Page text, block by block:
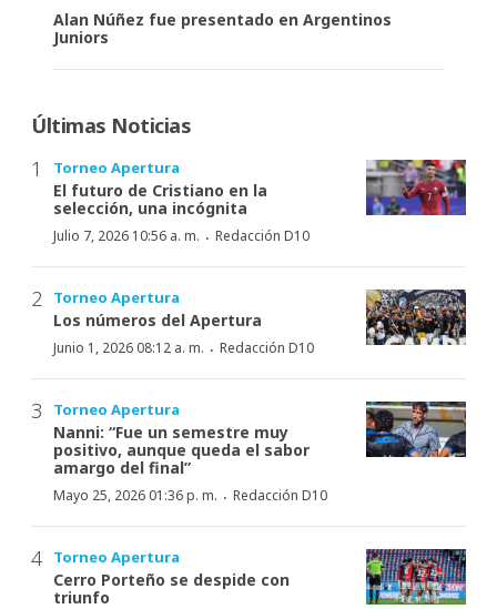
Alan Núñez fue presentado en Argentinos
Juniors
Últimas Noticias
Torneo Apertura
El futuro de Cristiano en la
selección, una incógnita
Julio 7, 2026 10:56 a. m. · Redacción D10
Torneo Apertura
Los números del Apertura
Junio 1, 2026 08:12 a. m. · Redacción D10
Torneo Apertura
Nanni: “Fue un semestre muy
positivo, aunque queda el sabor
amargo del final”
Mayo 25, 2026 01:36 p. m. · Redacción D10
Torneo Apertura
Cerro Porteño se despide con
triunfo